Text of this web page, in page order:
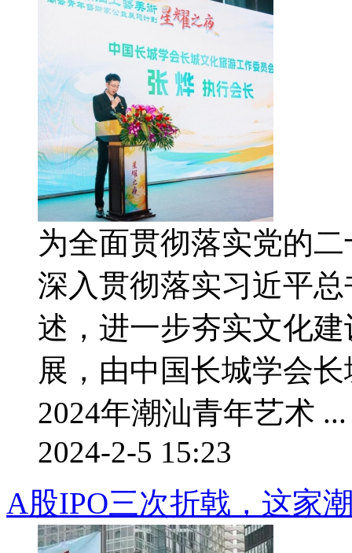
为全面贯彻落实党的
深入贯彻落实习近平
述，进一步夯实文化
展，由中国长城学会
2024年潮汕青年艺术 ...
2024-2-5 15:23
A股IPO三次折戟，这家